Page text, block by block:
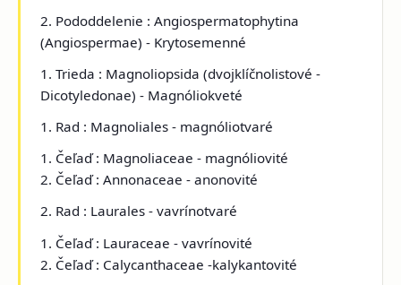
2. Pododdelenie : Angiospermatophytina
(Angiospermae) - Krytosemenné
1. Trieda : Magnoliopsida (dvojklíčnolistové -
Dicotyledonae) - Magnóliokveté
1. Rad : Magnoliales - magnóliotvaré
1. Čeľaď : Magnoliaceae - magnóliovité
2. Čeľaď : Annonaceae - anonovité
2. Rad : Laurales - vavrínotvaré
1. Čeľaď : Lauraceae - vavrínovité
2. Čeľaď : Calycanthaceae -kalykantovité